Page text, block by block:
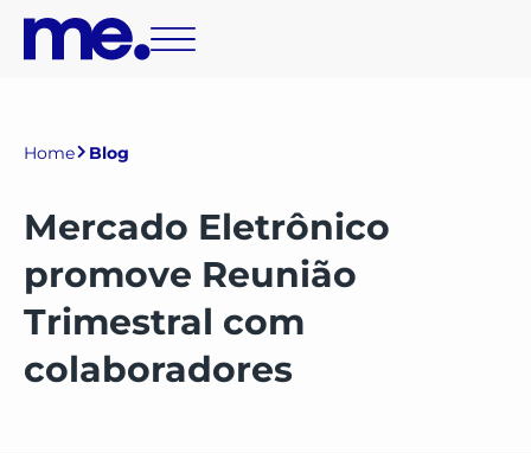
Home Blog
Mercado Eletrônico
promove Reunião
Trimestral com
colaboradores